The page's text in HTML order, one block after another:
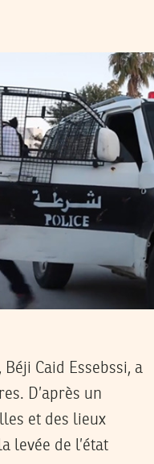
D’après un
et des lieux
levée de l’état